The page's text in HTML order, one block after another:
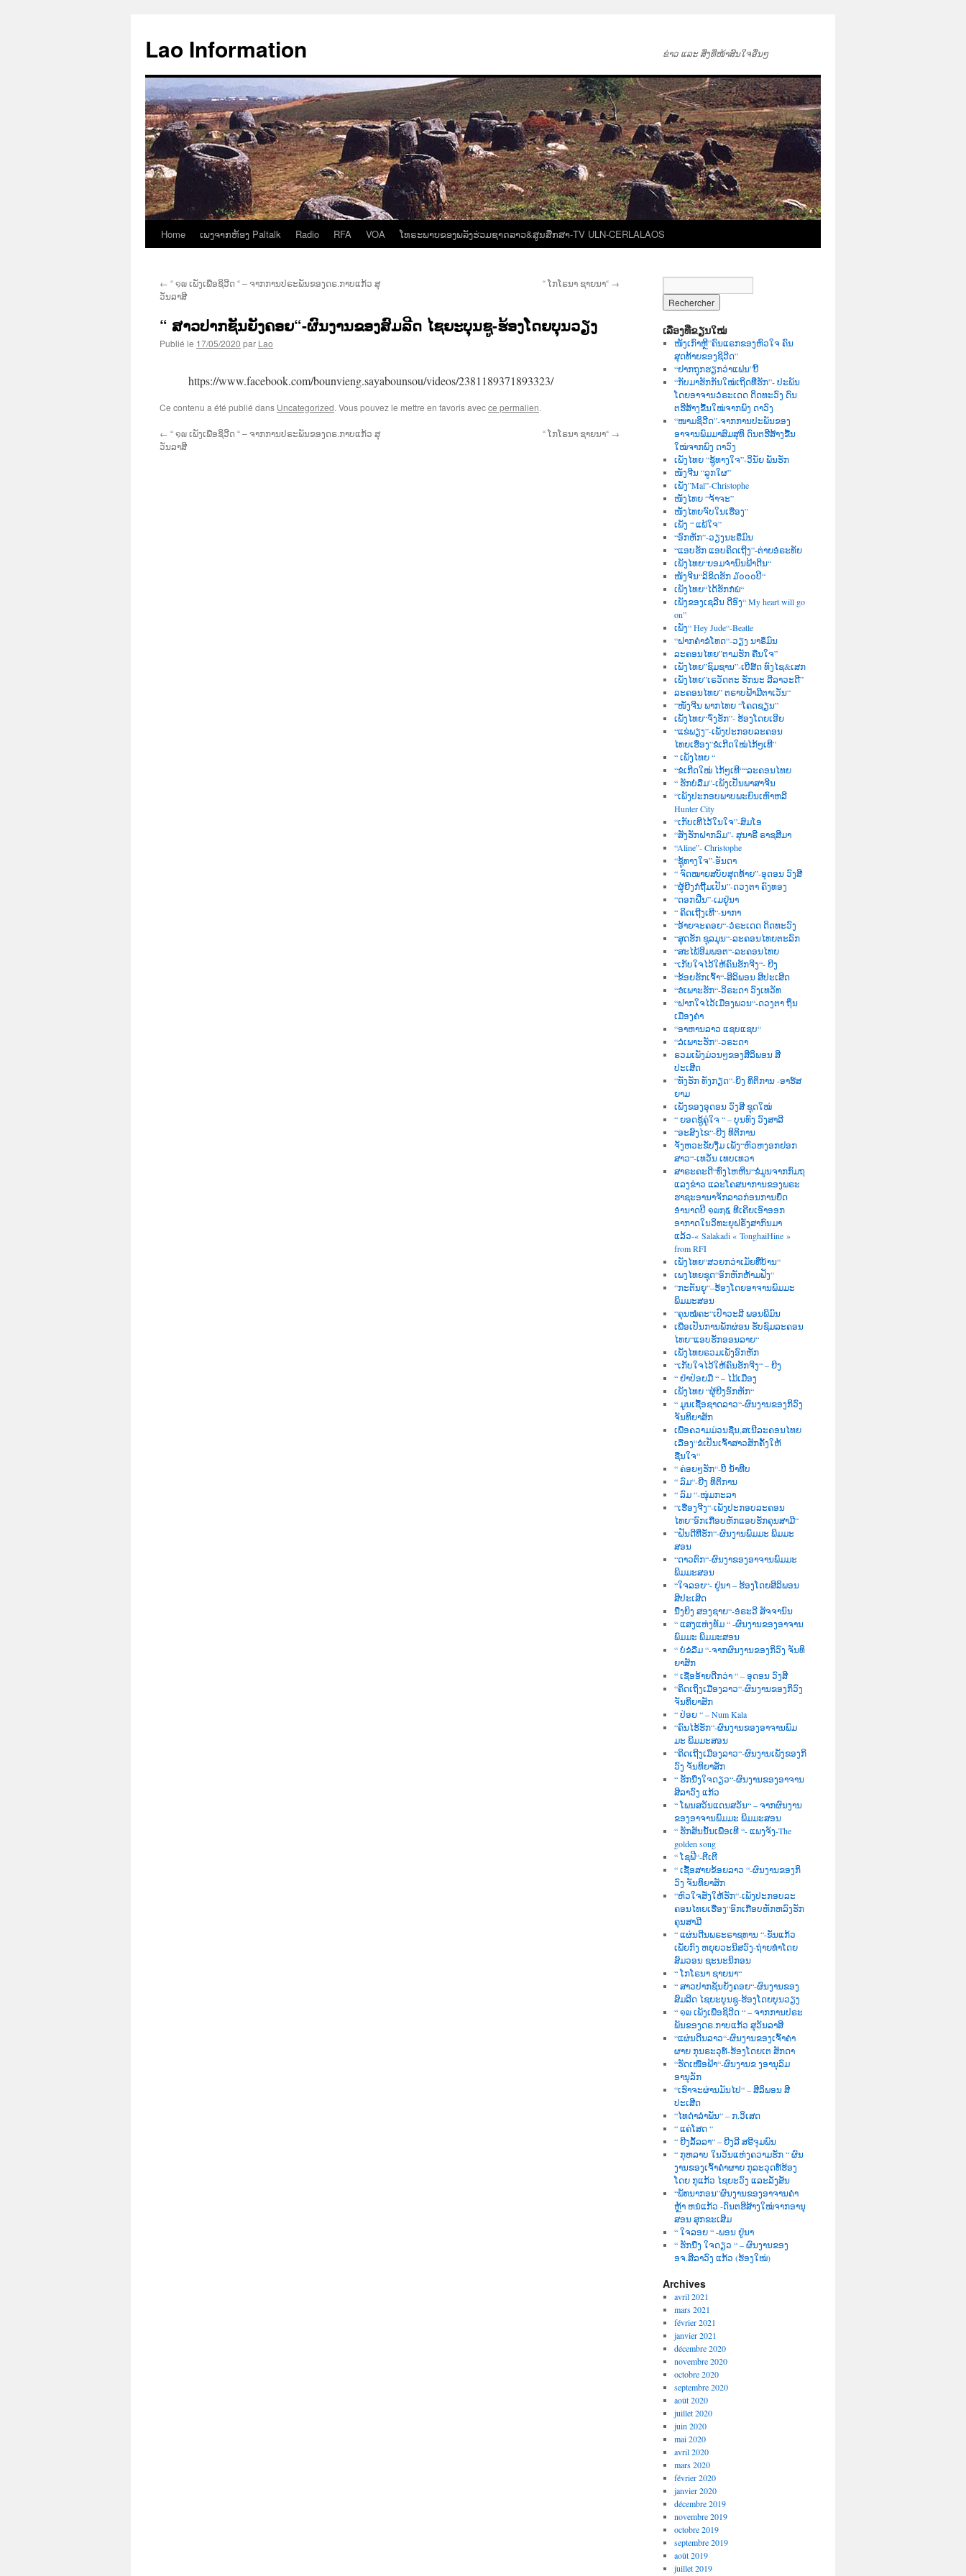
contenu
Lao Information ຂ່າວ ແລະ ສິ່ງທີ່ໜ້າສົນໃຈອື່ນໆ
Home ເພງຈາກຫ້ອງ Paltalk Radio RFA VOA ໂທຣະພາບຂອງພລັງຮ່ວມຊາດລາວ&ສູນສືກສາ-TV ULN-CERLALAOS
← “ ໑໙ ເພັງເພື່ອຊິວີດ “ – ຈາກການປຣະພັນຂອງດຣ.ກາບແກ້ວ ສຸ
ວັນລາສີ
“ ໂກໂຣນາ ຊາຍນາ“ →
“ ສາວປາກຊັນຍັງຄອຍ“-ຜົນງານຂອງສົມລີດ ໄຊຍະບຸນຊູ-ຮ້ອງໂດຍບຸນວຽງ
Publié le 17/05/2020 par Lao
https://www.facebook.com/bounvieng.sayabounsou/videos/2381189371893323/
Ce contenu a été publié dans Uncategorized. Vous pouvez le mettre en favoris avecce permalien.
← “ ໑໙ ເພັງເພື່ອຊິວີດ “ – ຈາກການປຣະພັນຂອງດຣ.ກາບແກ້ວ ສຸ
ວັນລາສີ
“ ໂກໂຣນາ ຊາຍນາ“ →
ເລື່ອງທີ່ຂຽນໃໝ່
ໜັງເກົາຫຼີ”ຄົນແຣກຂອງຫົວໃຈ ຄົນ
ສຸດທ້າຍຂອງຊິວີດ”
“ຢາກຖຸກຮຽກວ່າແຟນ”ບີ້
“ກັບມາຮັກກັນໃໝ່ເຖິດທີ່ຮັກ”- ປະພັນ
ໂດຍອາຈານວໍຣະເດດ ດິດທະວົງ ດົນ
ຕຮີສ້າງຂື້ນໃໝ່ຈາກພົງ ດາວົງ
“ໜາມຊິວີດ”-ຈາກການປະພັນຂອງ
ອາຈານພົມມາສົມສຸທິ ດົນຕຮີສ້າງຂື້ນ
ໃໝ່ຈາກພົງ ດາວົງ
ເພັງໄທຍ “ຊູ້ທາງໃຈ”-ວິນັຍ ພັນຮັກ
ໜັງຈີນ “ລູກໃຜ”
ເພັງ”Mal”-Christophe
ໜັງໄທຍ “ຈ້າຈະ”
ໜັງໄທຍຈົບໃນເຮື່ອງ”
ເພັງ “ ແພ້ໃຈ”
“ອົກຫັກ”-ວຽງນະຣືມົນ
“ແອບຮັກ ແອບຄິດເຖີງ”-ຕ່າຍອໍຣະທັຍ
ເພັງໄທຍ“ຍອມຈຳນົນຟ້າດີນ“
ໜັງຈີນ“ລິຂິດຮັກ ໓໐໐໐ປີ“
ເພັງໄທຍ“ໄດ້ຮັກກໍພໍ“
ເພັງຂອງເຊລີນ ດີອົງ“ My heart will go
on”
ເພັງ“ Hey Jude“-Beatle
“ຝາກຄຳຂໍໂທດ“-ວຽງ ນາຣຶມົນ
ລະຄອນໄທຍ”ຕາມຮັກ ຄືນໃຈ”
ເພັງໄທຍ”ຊົມຊານ”-ເບີສ໌ດ ທົງໄຊ&ເສກ
ເພັງໄທຍ”ເຣວັດຕະ ຮັກນະ ລີລາວະດີ”
ລະຄອນໄທຍ” ຕຣາບຟ້າມີຕາເວັນ“
“ໜັງຈີນ ພາກໄທຍ “ໂຄດຊຽນ”
ເພັງໄທຍ“ຈົ່ງຮັກ”- ຮ້ອງໂດຍເອີຍ
“ແຂ່ພຽງ”-ເພັງປະກອບລະຄອນ
ໄທຍເຮື່ອງ”ຂໍເກີດໃໝ່ໄກ້ໆເທີ”
“ ເພັງໄທຍ “
“ຂໍເກີດໃໝ່ ໄກ້ໆເທີ““ລະຄອນໄທຍ
“ ຮັກບໍ່ລືມ”-ເພັງເປັນພາສາຈີນ
“ເພັງປະກອບພາບພະຍົນເຫົາຫລີ
Hunter City
“ເກັບເທີໄວ້ໃນໃຈ”-ສົມໂອ
“ສັ່ງຮັກຝາກລົມ”- ສຸນາຣີ ຣາຊສີມາ
“Aline”- Christophe
“ຊູ້ທາງໃຈ”-ອັນດາ
“ ຈົດໝາຍສບັບສຸດທ້າຍ”-ອຸດອນ ວົງສີ
“ຜູ້ຍີງກໍຖີ້ມເປັນ”-ດວງຕາ ຄົງທອງ
“ດອກຝີ່ນ”-ເມຢູ່ນາ
“ ຄິດເຖີງເທີ“-ນາກາ
“ອ້າຍຈະຄອຍ“-ວໍຣະເດດ ດິດທະວົງ
“ສູດຮັກ ຊຸລມຸນ“-ລະຄອນໄທຍຕະລົກ
“ສະໄພ້ອີມພອຕ“-ລະຄອນໄທຍ
“ເກັບໃຈໄວ້ໃຫ້ຄົນຮັກຈີງ“- ຍີງ
“ຂ້ອຍຮັກເຈົ້າ“-ສິລິພອນ ສີປະເສີດ
“ຮໍເພາະຮັກ“-ວິຣະດາ ວົງເທວັທ
“ຝາກໃຈໄວ້ເມືອງພວນ“-ດວງຕາ ຖິ່ນ
ເມືອງຄຳ
“ອາຫານລາວ ແຊບແຊບ“
“ລໍເພາະຮັກ“-ວຣະດາ
ຣວມເພັງມ່ວນໆຂອງສີລິພອນ ສີ
ປະເສີດ
“ທັງຮັກ ທັງກຽດ“-ຍິງ ທິຕິການ -ອາຮ໌ສ
ຍາມ
ເພັງຂອງອຸດອນ ວົງສີ ຊຸດໃໝ່
“ ຍອດຊູ້ຄູ່ໃຈ “ – ບຸນທົງ ວົງສາລີ
“ອະສົງໄຂ“-ຍີງ ທິຕິການ
ຈັງຫວະຂັບງື່ມ ເພັງ“ຫົວຫງອກຢອກ
ສາວ“-ເທວັນ ເທບເທວາ
ສາຣະຄະດີ“ທົ່ງໄຫຫີນ“ຂໍ່ມູນຈາກກົມຖ
ແລງຂ່າວ ແລະໂຄສນາການຂອງພຣະ
ຮາຊະອານາຈັກລາວກ່ອນການຍຶດ
ອຳນາດປີ ໑໙໗໕ ທີເຄີຍເອົາອອກ
ອາກາດໃນວິທະຍຸຝຣັ່ງສາກົນມາ
ແລ້ວ-« Salakadi « TonghaiHine »
from RFI
ເພັງໄທຍ“ສວຍກວ່າເມັຍທີ່ບ້ານ“
ເພງໄທຍຊຸດ“ອົກຫັກຫ້າມຟັງ“
“ກະຕັນຍູ“–ຮ້ອງໂດຍອາຈານພົມມະ
ພິມມະສອນ
“ຄຸນໝໍຄະ“ເປົາວະລີ ພອນພິມົນ
ເພື່ອເປັນການພັກຜ່ອນ ຮັບຊົມລະຄອນ
ໄທຍ“ແອບຮັກອອນລາຍ“
ເພັງໄທຍຣວມເພັງອົກຫັກ
“ເກັບໃຈໄວ້ໃຫ້ຄົນຮັກຈີງ“ – ຍີງ
“ ຢ່າປ່ອຍມື “ – ໄມ້ເມືອງ
ເພັງໄທຍ “ຜູ້ຍີງອົກຫັກ“
“ ມູນເຊື້ອຊາດລາວ“-ຜົນງານຂອງກິວົງ
ຈັນທິຍາສັກ
ເພື່ອຄວາມມ່ວນຊື່ນ,ສເນີລະຄອນໄທຍ
ເລື່ອງ“ຂໍເປັນເຈົ້າສາວສັກຄັ້ງໃຫ້
ຊື່ນໃຈ“
“ ຄ່ອຍໆຮັກ“-ບີ ນໍ້າທີບ
“ ລົມ“-ຍີງ ທິຕິການ
“ ລົມ “-ໜຸ່ມກະລາ
“ເຮື່ອງຈີງ“-ເພັງປະກອບລະຄອນ
ໄທຍ“ອົກເກືອບຫັກແອບຮັກຄຸນສາມີ“
“ຝັນດີທີ່ຮັກ“-ຜົນງານພົມມະ ພິມມະ
ສອນ
“ດາວຕົກ“-ຜົນງາຂອງອາຈານພົມມະ
ພິມມະສອນ
“ໃຈລອຍ“- ຢູ່ນາ – ຮ້ອງໂດຍສີລິພອນ
ສີປະເສີດ
ນື່ງຍິງ ສອງຊາຍ“-ອໍຣະວີ ສັຈຈານົນ
“ ແສງແຫ່ງທັມ “ -ຜົນງານຂອງອາຈານ
ພົມມະ ພິມມະສອນ
“ ບໍ່ຂໍລືມ “-ຈາກຜົນງານຂອງກິວົງ ຈັນທິ
ຍາສັກ
“ ເຊື່ອອ້າຍດີກວ່າ “ – ອຸດອນ ວົງສີ
“ຄິດເຖິງເມືອງລາວ“-ຜົນງານຂອງກິວົງ
ຈັນທິຍາສັກ
“ ປ່ອຍ “ – Num Kala
“ຄົນໄຮ້ຮັກ“-ຜົນງານຂອງອາຈານພົມ
ມະ ພິມມະສອນ
“ຄິດເຖີງເມືອງລາວ“-ຜົນງານເພັງຂອງກິ
ວົງ ຈັນທິຍາສັກ
“ ຮັກນື່ງໃຈດຽວ“-ຜົນງານຂອງອາຈານ
ສີລາວົງ ແກ້ວ
“ ໂພນສວັນແດນສວັນ“ – ຈາກຜົນງານ
ຂອງອາຈານພົມມະ ພິມມະສອນ
“ ຮັກສັນນັ້ນເພື່ອເທີ “- ແພງຈັງ-The
golden song
“ ໂຊຟີ“-ຕີເຕີ
“ ເຊື້ອສາຍຂ້ອຍລາວ “-ຜົນງານຂອງກິ
ວົງ ຈັນທິຍາສັກ
“ຫົວໃຈສັ່ງໃຫ້ຮັກ“-ເພັງປະກອບລະ
ຄອນໄທຍເຮື່ອງ“ອົກເກືອບຫັກຫລົງຮັກ
ຄຸນສາມີ
“ ແຜ່ນດີນພຣະຣາຊທານ “-ຂັນແກ້ວ
ເພັຍກົງ ຫຍຸຍວະນິສວົງ-ຖ່າຍທຳໂດຍ
ສົມວອນ ຊະນະນິກອນ
“ ໂກໂຣນາ ຊາຍນາ“
“ ສາວປາກຊັນຍັງຄອຍ“-ຜົນງານຂອງ
ສົມລີດ ໄຊຍະບຸນຊູ-ຮ້ອງໂດຍບຸນວຽງ
“ ໑໙ ເພັງເພື່ອຊິວີດ “ – ຈາກການປຣະ
ພັນຂອງດຣ.ກາບແກ້ວ ສຸວັນລາສີ
“ແຜ່ນດີນລາວ“-ຜົນງານຂອງເຈົ້າຄຳ
ຜາຍ ກຸນຣະວຸທ໌-ຮ້ອງໂດຍເຕ ສັກດາ
“ຮັດເໜືອຟ້າ“-ຜົນງານຂ ງອານຸລົມ
ອານຸລັກ
“ເຮົາຈະຜ່ານມັນໄປ“ – ສີລິພອນ ສີ
ປະເສີດ
“ໄທດຳລຳພັນ“ – ກ.ວິເສດ
“ ແຄ່ໂສດ “
“ ຍີງລັ້ລລາ“ – ຍີງລີ ສຣີຈຸມພົນ
“ ກຸຫລາບ ໃນວັນແຫ່ງຄວາມຮັກ “ ຜົນ
ງານຂອງເຈົ້າຄຳຜາຍ ກຸລະວຸດທ໌ຮ້ອງ
ໂດຍ ກຸແກ້ວ ໄຊຍະວົງ ແລະລັງສັນ
“ພັທນາກອນ”ຜົນງານຂອງອາຈານຄຳ
ຫຼ້າ ຫນໍແກ້ວ -ດົນຕຮີສ້າງໃໝ່ຈາກອານຸ
ສອນ ສຸກຂະເສີມ
“ ໃຈລອຍ “ -ພອນ ຢູ່ນາ
“ ຮັກນື່ງ ໃຈດຽວ “ – ຜົນງານຂອງ
ອຈ.ສີລາວົງ ແກ້ວ (ຮ້ອງໃໝ່)
Archives
avril 2021
mars 2021
février 2021
janvier 2021
décembre 2020
novembre 2020
octobre 2020
septembre 2020
août 2020
juillet 2020
juin 2020
mai 2020
avril 2020
mars 2020
février 2020
janvier 2020
décembre 2019
novembre 2019
octobre 2019
septembre 2019
août 2019
juillet 2019